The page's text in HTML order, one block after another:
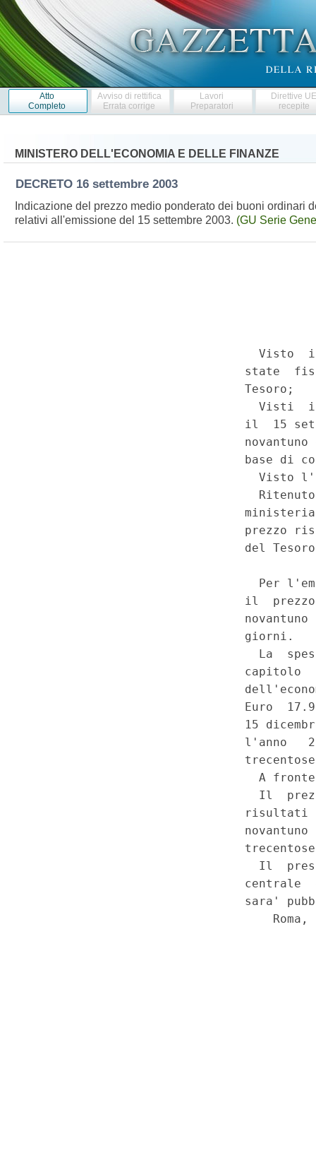
Atto
Completo
Avviso di rettifica
Errata corrige
Lavori
Preparatori
Direttive
recepite
MINISTERO DELL'ECONOMIA E DELLE FINANZE
DECRETO 16 settembre 2003
Indicazione del prezzo medio ponderato dei buoni ordinari
relativi all'emissione del 15 settembre 2003. (GU Serie